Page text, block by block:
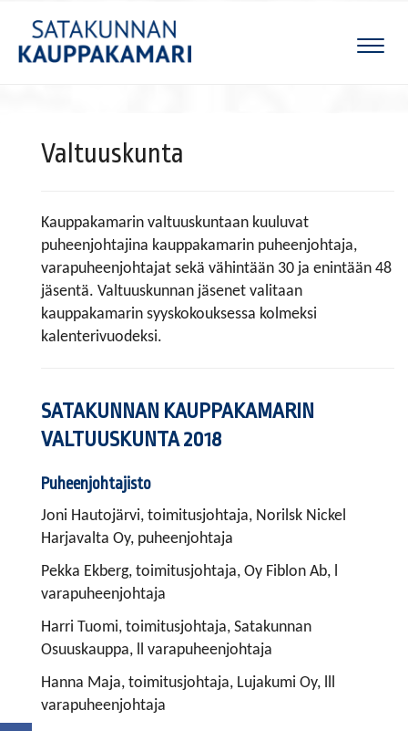
Valtuuskunta
Kauppakamarin valtuuskuntaan kuuluvat
puheenjohtajina kauppakamarin puheenjohtaja,
varapuheenjohtajat sekä vähintään 30 ja enintään 48
jäsentä. Valtuuskunnan jäsenet valitaan
kauppakamarin syyskokouksessa kolmeksi
kalenterivuodeksi.
SATAKUNNAN KAUPPAKAMARIN
VALTUUSKUNTA 2018
Puheenjohtajisto
Joni Hautojärvi, toimitusjohtaja, Norilsk Nickel
Harjavalta Oy, puheenjohtaja
Pekka Ekberg, toimitusjohtaja, Oy Fiblon Ab, l
varapuheenjohtaja
Harri Tuomi, toimitusjohtaja, Satakunnan
Osuuskauppa, ll varapuheenjohtaja
Hanna Maja, toimitusjohtaja, Lujakumi Oy, lll
varapuheenjohtaja